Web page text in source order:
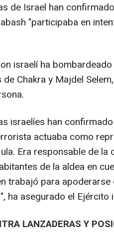
de Israel han
"participaba en
israelí ha
Chakra y Majdel
israelíes han
actuaba como
Era responsable de la
de la aldea en
trabajó para
ha asegurado el Ejército
LANZADERAS Y